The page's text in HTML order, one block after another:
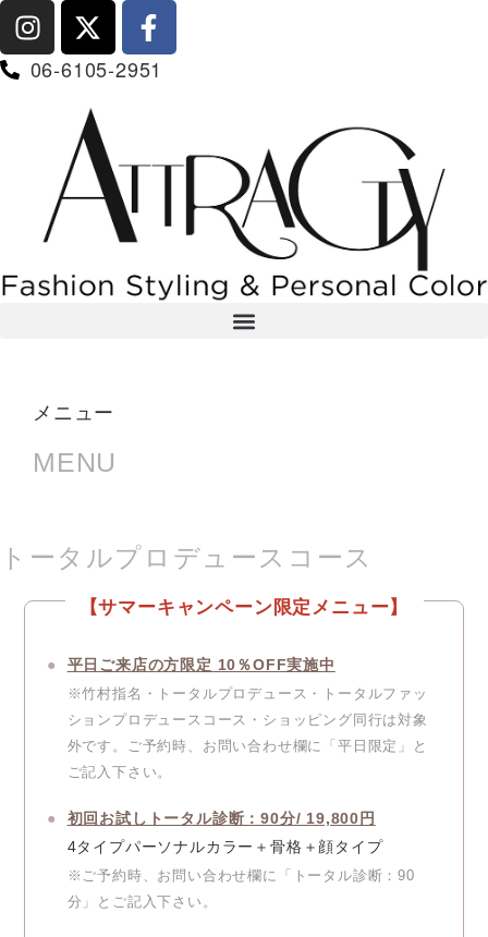
06-6105-2951
メニュー
MENU
トータルプロデュースコース
【サマーキャンペーン限定メニュー】
平日ご来店の方限定 10％OFF実施中
※竹村指名・トータルプロデュース・トータルファッ
ションプロデュースコース・ショッピング同行は対象
外です。ご予約時、お問い合わせ欄に「平日限定」と
ご記入下さい。
初回お試しトータル診断：90分/ 19,800円
4タイプパーソナルカラー＋骨格＋顔タイプ
※ご予約時、お問い合わせ欄に「トータル診断：90
分」とご記入下さい。